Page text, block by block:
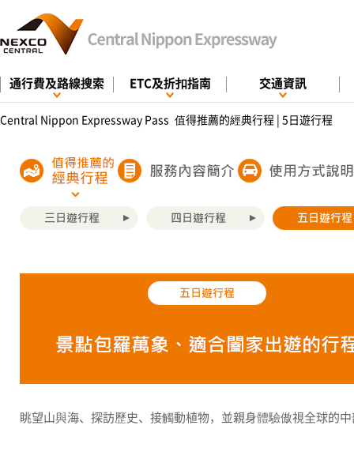
通行費及路線搜索 ETC及折扣指南 交通資訊
Central Nippon Expressway Pass 值得推薦的經典行程 | 5日遊行程
眺望山與海、探訪歷史、接觸動植物，並親身體驗傲視全球的